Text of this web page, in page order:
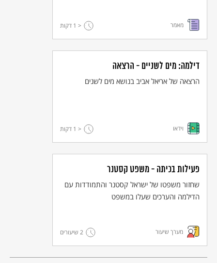
מאמר < 1 דקות
דילמה: מים לשניים - הרצאה
הרצאה של אריאל אביב בנושא מים לשנים
וידאו < 1 דקות
פעילות בכיתה - משפט קסטנר
שחזור משפטו של ישראל קסטנר והתמודדות עם
הדילמה והערכים שעלו במשפט
מערך שיעור 2 שיעורים